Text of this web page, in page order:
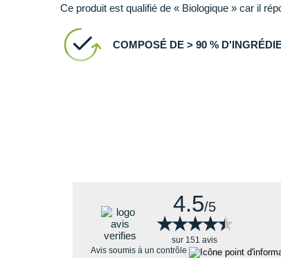
Ce produit est qualifié de « Biologique » car il
COMPOSÉ DE > 90 %
4.5/5
★★★★★
★★★★★
sur 151 avis
Avis soumis à un contrôle